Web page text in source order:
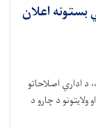
7 مرکزي خالي بستونه اعلان
اداري اصلاحاتو
ولایتونو د چارو د